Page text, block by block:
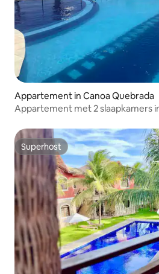
Appartement in Canoa Quebrada
Appartement met 2 slaapkamers
Superhost
Superhost